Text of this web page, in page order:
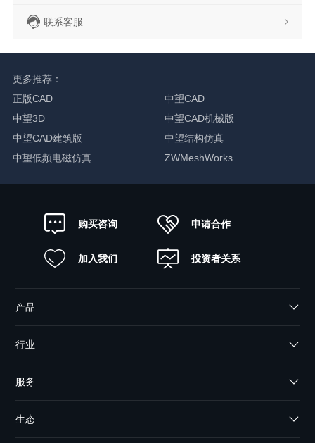
联系客服
更多推荐：
正版CAD
中望CAD
中望3D
中望CAD机械版
中望CAD建筑版
中望结构仿真
中望低频电磁仿真
ZWMeshWorks
购买咨询 申请合作
加入我们 投资者关系
产品
行业
服务
生态